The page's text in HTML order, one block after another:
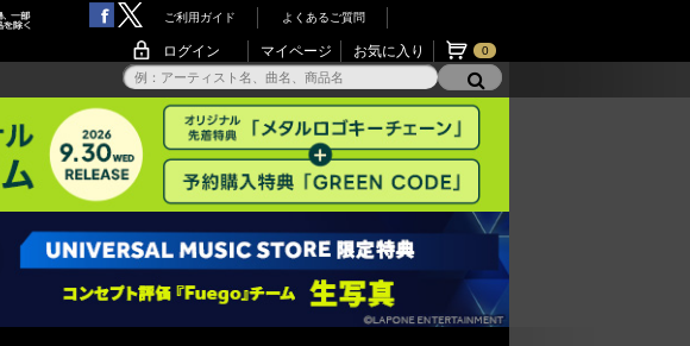
ご利用ガイド よくあるご質問
ログイン マイページ お気に入り 0